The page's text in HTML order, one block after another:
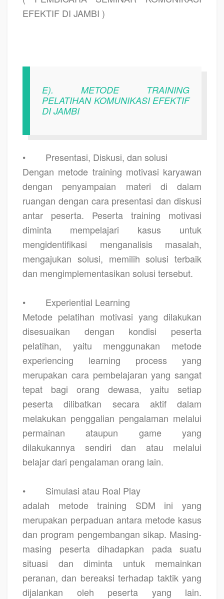
EFEKTIF DI JAMBI )
E). METODE TRAINING
PELATIHAN KOMUNIKASI EFEKTIF
DI JAMBI
•
Presentasi, Diskusi, dan solusi
Dengan metode training motivasi karyawan
dengan penyampaian materi di dalam
ruangan dengan cara presentasi dan diskusi
antar peserta. Peserta training motivasi
diminta mempelajari kasus untuk
mengidentifikasi menganalisis masalah,
mengajukan solusi, memilih solusi terbaik
dan mengimplementasikan solusi tersebut.
•
Experiential Learning
Metode pelatihan motivasi yang dilakukan
disesuaikan dengan kondisi peserta
pelatihan, yaitu menggunakan metode
experiencing learning process yang
merupakan cara pembelajaran yang sangat
tepat bagi orang dewasa, yaitu setiap
peserta dilibatkan secara aktif dalam
melakukan penggalian pengalaman melalui
permainan ataupun game yang
dilakukannya sendiri dan atau melalui
belajar dari pengalaman orang lain.
•
Simulasi atau Roal Play
adalah metode training SDM ini yang
merupakan perpaduan antara metode kasus
dan program pengembangan sikap. Masing-
masing peserta dihadapkan pada suatu
situasi dan diminta untuk memainkan
peranan, dan bereaksi terhadap taktik yang
dijalankan oleh peserta yang lain.